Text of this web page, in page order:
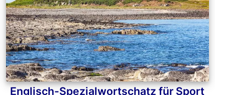
Englisch-Spezialwortschatz für Sport